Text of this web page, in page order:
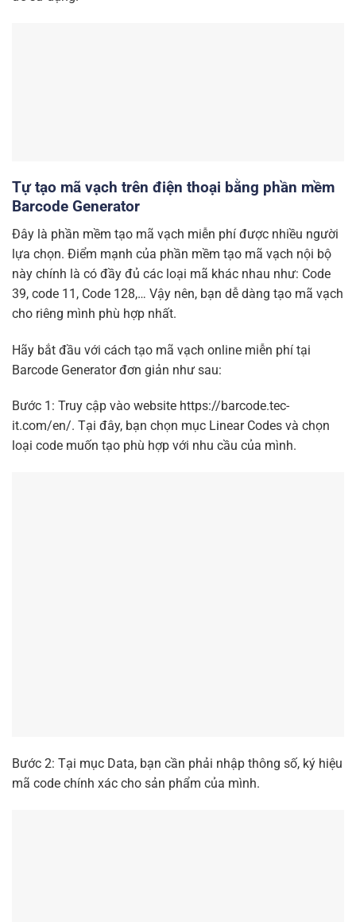
Tự tạo mã vạch trên điện thoại bằng phần mềm
Barcode Generator
Đây là phần mềm tạo mã vạch miễn phí được nhiều người
lựa chọn. Điểm mạnh của phần mềm tạo mã vạch nội bộ
này chính là có đầy đủ các loại mã khác nhau như: Code
39, code 11, Code 128,… Vậy nên, bạn dễ dàng tạo mã vạch
cho riêng mình phù hợp nhất.
Hãy bắt đầu với cách tạo mã vạch online miễn phí tại
Barcode Generator đơn giản như sau:
Bước 1: Truy cập vào website https://barcode.tec-
it.com/en/. Tại đây, bạn chọn mục Linear Codes và chọn
loại code muốn tạo phù hợp với nhu cầu của mình.
Bước 2: Tại mục Data, bạn cần phải nhập thông số, ký hiệu
mã code chính xác cho sản phẩm của mình.